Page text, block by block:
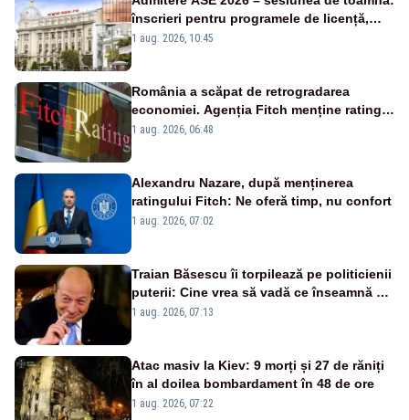
înscrieri pentru programele de licență,
masterat și doctorat
1 aug. 2026, 10:45
România a scăpat de retrogradarea
economiei. Agenția Fitch menține ratingul
„BBB-” cu perspectivă negativă
1 aug. 2026, 06:48
Alexandru Nazare, după menținerea
ratingului Fitch: Ne oferă timp, nu confort
1 aug. 2026, 07:02
Traian Băsescu îi torpilează pe politicienii
puterii: Cine vrea să vadă ce înseamnă să
fii prost, se uită la România
1 aug. 2026, 07:13
Atac masiv la Kiev: 9 morți și 27 de răniți
în al doilea bombardament în 48 de ore
1 aug. 2026, 07:22